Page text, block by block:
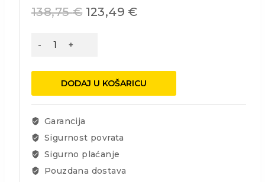
138,75€ 123,49 €
Sola
količina
DODAJ U KOŠARICU
Garancija
Sigurnost povrata
Sigurno plaćanje
Pouzdana dostava